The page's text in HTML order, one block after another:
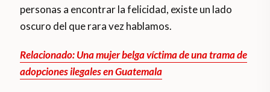
personas a encontrar la felicidad, existe un lado
oscuro del que rara vez hablamos.
Relacionado: Una mujer belga víctima de una trama de
adopciones ilegales en Guatemala